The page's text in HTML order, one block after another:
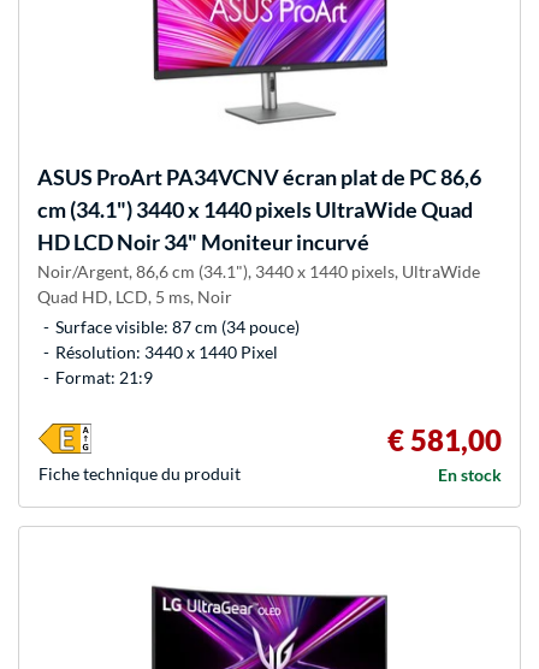
ASUS ProArt PA34VCNV écran plat de PC 86,6
cm (34.1") 3440 x 1440 pixels UltraWide Quad
HD LCD Noir 34" Moniteur incurvé
Noir/Argent, 86,6 cm (34.1"), 3440 x 1440 pixels, UltraWide
Quad HD, LCD, 5 ms, Noir
Surface visible: 87 cm (34 pouce)
Résolution: 3440 x 1440 Pixel
Format: 21:9
€ 581,00
En stock
Fiche technique du produit